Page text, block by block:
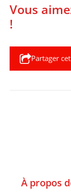
Vous
!
Partager
À propos